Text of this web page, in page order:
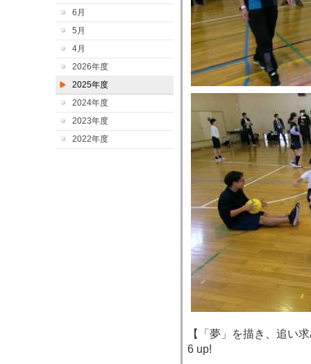
6月
5月
4月
2026年度
2025年度
2024年度
2023年度
2022年度
【「夢」を描き、追い
6 up!